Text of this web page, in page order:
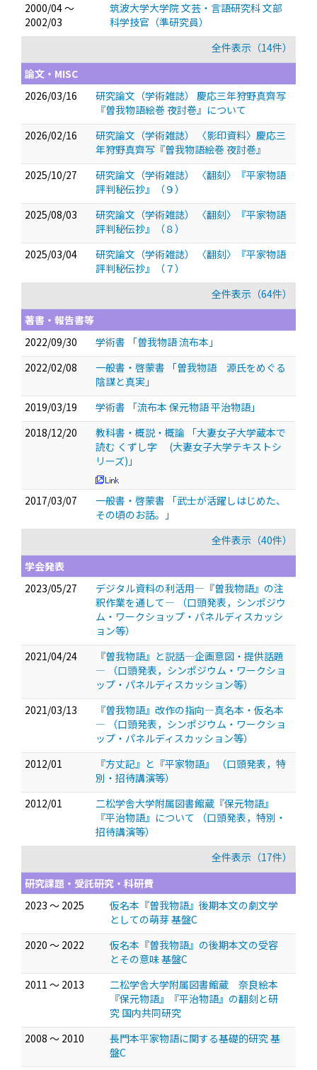
2000/04 ～
2002/03
筑波大学大学院 文芸・言語研究科 文部
科学技官（準研究員）
全件表示（14件）
論文・MISC
2026/03/16
研究論文（学術雑誌） 慶応三年狩野真齊写
『曽我物語絵巻 夜討巻』について
2026/02/16
研究論文（学術雑誌） 〈影印資料〉慶応三
年狩野真齊写『曽我物語絵巻 夜討巻』
2025/10/27
研究論文（学術雑誌） 〈翻刻〉『平家物語
評判秘伝抄』（９）
2025/08/03
研究論文（学術雑誌） 〈翻刻〉『平家物語
評判秘伝抄』（８）
2025/03/04
研究論文（学術雑誌） 〈翻刻〉『平家物語
評判秘伝抄』（７）
全件表示（64件）
著書・報告書等
2022/09/30
学術書 「曽我物語 流布本」
2022/02/08
一般書・啓蒙書 「曽我物語 源氏をめぐる
陰謀と真実」
2019/03/19
学術書 「流布本 保元物語 平治物語」
2018/12/20
教科書・概説・概論 「大妻女子大学蔵本で
読む くずし字 (大妻女子大学テキストシ
リーズ)」
2017/03/07
一般書・啓蒙書 「武士が活躍しはじめた、
その頃のお話。」
全件表示（40件）
学会発表
2023/05/27
デジタル資料の利活用―『曽我物語』の注
釈作業を通して―
（口頭発表，シンポジウ
ム・ワークショップ・パネルディスカッシ
ョン等）
2021/04/24
『曽我物語』と説話―企画意図・提供話題
―
（口頭発表，シンポジウム・ワークショ
ップ・パネルディスカッション等）
2021/03/13
『曽我物語』改作の指向―真名本・仮名本
―
（口頭発表，シンポジウム・ワークショ
ップ・パネルディスカッション等）
2012/01
『方丈記』と『平家物語』
（口頭発表，特
別・招待講演等）
2012/01
二松学舎大学附属図書館蔵『保元物語』
『平治物語』について
（口頭発表，特別・
招待講演等）
全件表示（17件）
研究課題・受託研究・科研費
2023 ～ 2025
仮名本『曽我物語』後期本文の劇文学
としての萌芽 基盤C
2020 ～ 2022
仮名本『曽我物語』の後期本文の受容
とその意味 基盤C
2011 ～ 2013
二松学舎大学附属図書館蔵 奈良絵本
『保元物語』『平治物語』の翻刻と研
究 国内共同研究
2008 ～ 2010
長門本平家物語に関する基礎的研究 基
盤C